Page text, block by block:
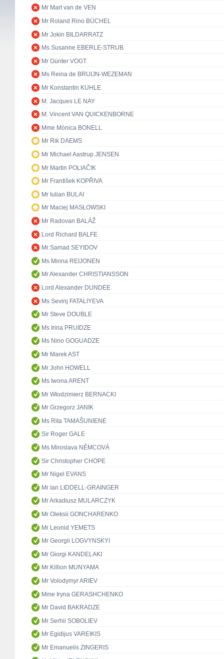
Mr Mart van de VEN
Mr Roland Rino BÜCHEL
Mr Jokin BILDARRATZ
Ms Susanne EBERLE-STRUB
Mr Günter VOGT
Ms Reina de BRUIJN-WEZEMAN
Mr Konstantin KUHLE
M. Jacques LE NAY
M. Vincent VAN QUICKENBORNE
Mme Mònica BONELL
Mr Rik DAEMS
Mr Michael Aastrup JENSEN
Mr Martin POLIAČIK
Mr František KOPŘIVA
Mr Iulian BULAI
Mr Maciej MASŁOWSKI
Mr Radovan BALÁŽ
Lord Richard BALFE
Mr Samad SEYIDOV
Ms Minna REIJONEN
Mr Alexander CHRISTIANSSON
Lord Alexander DUNDEE
Ms Sevinj FATALIYEVA
Mr Steve DOUBLE
Ms Irina PRUIDZE
Ms Nino GOGUADZE
Mr Marek AST
Mr John HOWELL
Ms Iwona ARENT
Mr Włodzimierz BERNACKI
Mr Grzegorz JANIK
Ms Rita TAMAŠUNIENĖ
Sir Roger GALE
Ms Miroslava NĚMCOVÁ
Sir Christopher CHOPE
Mr Nigel EVANS
Mr Ian LIDDELL-GRAINGER
Mr Arkadiusz MULARCZYK
Mr Oleksii GONCHARENKO
Mr Leonid YEMETS
Mr Georgii LOGVYNSKYI
Mr Giorgi KANDELAKI
Mr Killion MUNYAMA
Mr Volodymyr ARIEV
Mme Iryna GERASHCHENKO
Mr David BAKRADZE
Mr Serhii SOBOLIEV
Mr Egidijus VAREIKIS
Mr Emanuelis ZINGERIS